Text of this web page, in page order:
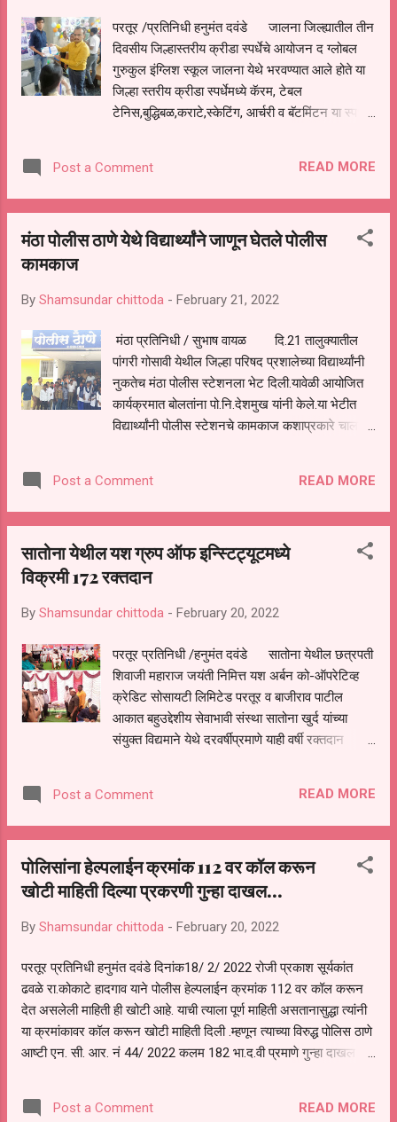
करून चोरट्यानी डीव्हीआर पळवून नेला बॅंकेच्या बाजूलाच
माऊली कापड केद्रातील नवीन कापडाची अंदाजे एक
लाखाची चोरी व दहा हजाराची नगदी रोकड चोरट्यानी
लंपास केली आहे जनार्धन आडळकर ...
परतूर /प्रतिनिधी हनुमंत दवंडे जालना जिल्ह्यातील तीन
दिवसीय जिल्हास्तरीय क्रीडा स्पर्धेचे आयोजन द ग्लोबल
गुरुकुल इंग्लिश स्कूल जालना येथे भरवण्यात आले होते या
जिल्हा स्तरीय क्रीडा स्पर्धेमध्ये कॅरम, टेबल
टेनिस,बुद्धिबळ,कराटे,स्केटिंग, आर्चरी व बॅटमिंटन या स्पर्धेचे
नामदेव वायाळ या विद्यार्थिनीने बॅडमिंटन स्पर्धेमध्ये प्रथम
पारितोषिक पटकावले या स्पर्धेचे वितरण अप्पर पोलीस
स्पर्धेत बॅडमिंटन मध्ये जिल्हास्तरीय प्रथम पारितोषिक
देण्यात आले पारितोषक मध्ये मानचिन्ह व प्रमाणपत्र देण्यात
लोणीकर माजी आमदार सुरेशकुमार जेथलिया युवा मोर्चा
प्रदेश महामंत्री राहुल लोणीकर कपिल आकात नितीन
जेथलिया बॅडमिंटनचे जिल्हा सचिव नागोजी चिखलकर
माज...
Post a Comment READ MORE
मंठा पोलीस ठाणे येथे विद्यार्थ्यांने जाणून घेतले पोलीस
कामकाज
By Shamsundar chittoda - February 21, 2022
मंठा प्रतिनिधी / सुभाष वायळ दि.21 तालुक्यातील
पांगरी गोसावी येथील जिल्हा परिषद प्रशालेच्या विद्यार्थ्यांनी
नुकतेच मंठा पोलीस स्टेशनला भेट दिली.यावेळी आयोजित
कार्यक्रमात बोलतांना पो.नि.देशमुख यांनी केले.या भेटीत
विद्यार्थ्यांनी पोलीस स्टेशनचे कामकाज कशाप्रकारे चालते
बोराडे,मुख्याध्यापक के.के. भांडवलकर,फौजदार बलभीम
राऊत,आसमान शिंदे यांची उपस्थिती होती. या अभिनव
अंमलदाराचे कार्य, सीसीटीव्ही कॅमेऱ्याचा उपयोग कसा केला
जातो, समाजामध्ये शांतता आणि सलोखा राखण्यासाठी
माहिती पोलीस निरीक्षक यांनी विद्यार्थ्यांना दिली.यावेळी त्यांनी
मनमोकळा संवाद साधला.शालेय विद्यार्थ्यांनी मोबाईलचा वापर
कशा पद्धतीने करावा याविषयी देखील माहिती दिली.मोबाईल
वापरताना कोणती काळजी घेतली पाहिज...
Post a Comment READ MORE
सातोना येथील यश ग्रुप ऑफ इन्स्टिट्यूटमध्ये
विक्रमी 172 रक्तदान
By Shamsundar chittoda - February 20, 2022
परतूर प्रतिनिधी /हनुमंत दवंडे सातोना येथील छत्रपती
शिवाजी महाराज जयंती निमित्त यश अर्बन को-ऑपरेटिव्ह
क्रेडिट सोसायटी लिमिटेड परतूर व बाजीराव पाटील
आकात बहुउद्देशीय सेवाभावी संस्था सातोना खुर्द यांच्या
संयुक्त विद्यमाने येथे दरवर्षीप्रमाणे याही वर्षी रक्तदान
शिबिराचे उद्घाटन करण्यात आले. यावेळी अनेकांची मोठ्या
संख्येने उपस्थिती होती. सर्वप्रथम छत्रपती शिवाजी
करण्याचे चळवळ खऱ्या अर्थाने सुरू करून दिली असे
स्वर्गीय महेश भाऊ सितारामजी आकात व दत्तात्रय
यावेळी श्री ह. भ. प. बाळू महाराज गिरगावकर
यश प्रा .व मा. विद्यालयाचा माजी विद्यार्थी ज्ञानेश्वर
भागवतराव आकात याने वैद्यकीय पूर्वपरीक्षेत(एमबीबीएस)
घवघवीत यश संपादन केल्याबद्दल उपस्थित मान्यवरांच्या
हस्ते शाल, श्रीफळ,...
Post a Comment READ MORE
पोलिसांना हेल्पलाईन क्रमांक 112 वर कॉल करून
खोटी माहिती दिल्या प्रकरणी गुन्हा दाखल...
By Shamsundar chittoda - February 20, 2022
परतूर प्रतिनिधी हनुमंत दवंडे दिनांक18/ 2/ 2022 रोजी प्रकाश सूर्यकांत
ढवळे रा.कोकाटे हादगाव याने पोलीस हेल्पलाईन क्रमांक 112 वर कॉल करून
देत असलेली माहिती ही खोटी आहे. याची त्याला पूर्ण माहिती असतानासुद्धा त्यांनी
या क्रमांकावर कॉल करून खोटी माहिती दिली .म्हणून त्याच्या विरुद्ध पोलिस ठाणे
आष्टी एन. सी. आर. नं 44/ 2022 कलम 182 भा.द.वी प्रमाणे गुन्हा दाखल
श्री. विनायक देशमुख पोलीस अधीक्षक साहेब जालना ,मा. श्री. विक्रांत देशमुख
अप्पर पोलीस अधीक्षक जालना, तसेच श्री .राजू मोरे उपविभागीय पोलिस
Post a Comment READ MORE